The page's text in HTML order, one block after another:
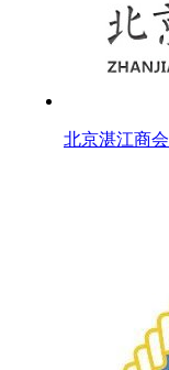
北京湛江商会